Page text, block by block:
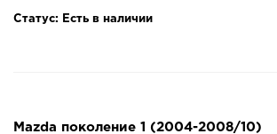
Статус: Есть в наличии
Mazda поколение 1 (2004-2008/10)